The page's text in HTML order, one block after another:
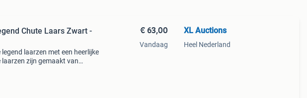
Chute Laars Zwart -
laarzen met een heerlijke
zijn gemaakt van
€ 63,00
Vandaag
XL Auctions
Heel Nederland